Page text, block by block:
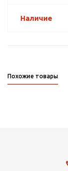
Наличие
Похожие товары